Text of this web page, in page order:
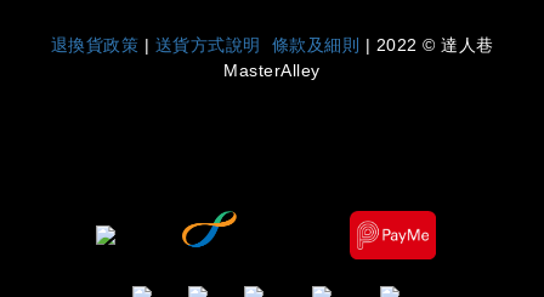
退換貨政策 | 送貨方式說明 條款及細則
| 2022 © 達人巷
MasterAlley